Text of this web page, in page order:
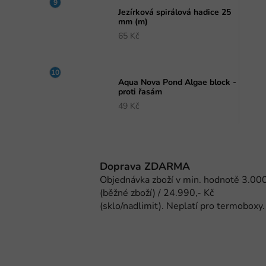
Jezírková spirálová hadice 25
mm (m)
65 Kč
Aqua Nova Pond Algae block -
proti řasám
49 Kč
Doprava ZDARMA
Objednávka zboží v min. hodnotě
(běžné zboží) / 24.990,- Kč
(sklo/nadlimit). Neplatí pro termoboxy.